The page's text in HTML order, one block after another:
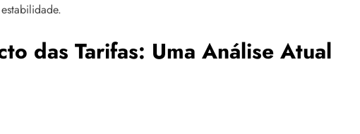
das Tarifas: Uma Análise Atual